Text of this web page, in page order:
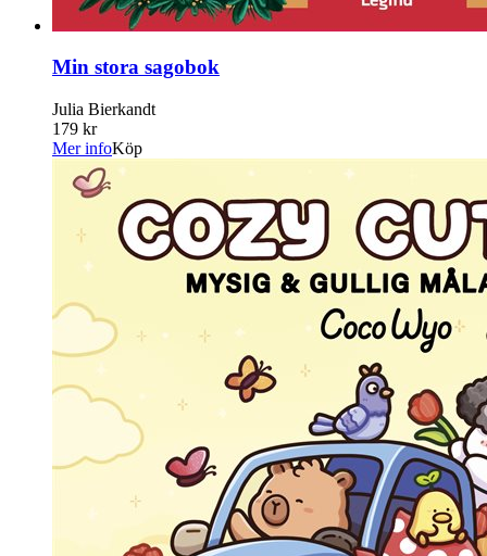
Min stora sagobok
Julia Bierkandt
179 kr
Mer infoKöp